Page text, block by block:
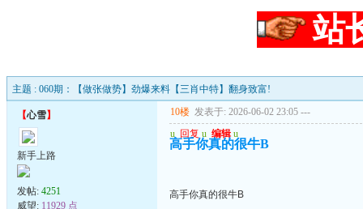
站
主题 : 060期：【做张做势】劲爆来料【三肖中特】翻身致富!
【心雪】
新手上路
发帖: 4251
威望: 11929 点
10楼 发表于: 2026-06-02 23:05 ---
u 回复 u 编辑 u
高手你真的很牛B
高手你真的很牛B